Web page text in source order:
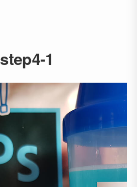
step4-1